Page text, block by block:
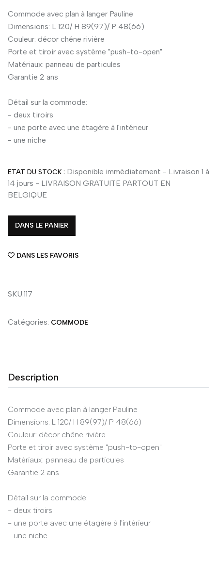
Commode avec plan à langer Pauline
Dimensions: L 120/ H 89(97)/ P 48(66)
Couleur: décor chêne rivière
Porte et tiroir avec système "push-to-open"
Matériaux: panneau de particules
Garantie 2 ans
Détail sur la commode:
- deux tiroirs
- une porte avec une étagère à l'intérieur
- une niche
ETAT DU STOCK : Disponible immédiatement - Livraison 1 à
14 jours - LIVRAISON GRATUITE PARTOUT EN
BELGIQUE
DANS LE PANIER
DANS LES FAVORIS
SKU:117
Catégories: COMMODE
Description
Commode avec plan à langer Pauline
Dimensions: L 120/ H 89(97)/ P 48(66)
Couleur: décor chêne rivière
Porte et tiroir avec système "push-to-open"
Matériaux: panneau de particules
Garantie 2 ans
Détail sur la commode:
- deux tiroirs
- une porte avec une étagère à l'intérieur
- une niche